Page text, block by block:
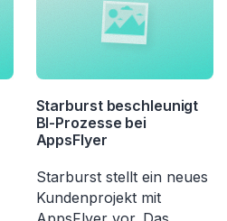
Starburst beschleunigt
BI-Prozesse bei
AppsFlyer
Starburst stellt ein neues
Kundenprojekt mit